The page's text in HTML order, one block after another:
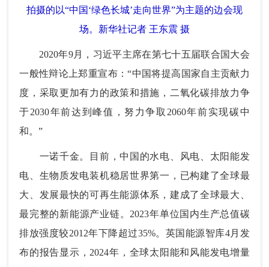
拍摄的以“中国‘绿色长城’走向世界”为主题的边会现
场。新华社记者 王东震 摄
2020年9月，习近平主席在第七十五届联合国大会
一般性辩论上郑重宣布：“中国将提高国家自主贡献力
度，采取更加有力的政策和措施，二氧化碳排放力争
于2030年前达到峰值，努力争取2060年前实现碳中
和。”
一诺千金。目前，中国的水电、风电、太阳能发
电、生物质发电装机稳居世界第一，已构建了全球最
大、发展最快的可再生能源体系，建成了全球最大、
最完整的新能源产业链。2023年单位国内生产总值碳
排放强度较2012年下降超过35%。英国能源智库4月发
布的报告显示，2024年，全球太阳能和风能发电增量